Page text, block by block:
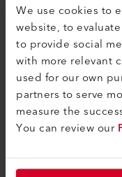
We use cookies to
website, to
to provide social
with more relevant
used for our own
partners to serve
measure the
You can review our
Le meilleur